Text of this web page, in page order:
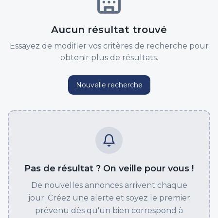
Aucun résultat trouvé
Essayez de modifier vos critères de recherche pour
obtenir plus de résultats.
Nouvelle recherche
Pas de résultat ? On veille pour vous !
De nouvelles annonces arrivent chaque
jour. Créez une alerte et soyez le premier
prévenu dès qu'un bien correspond à